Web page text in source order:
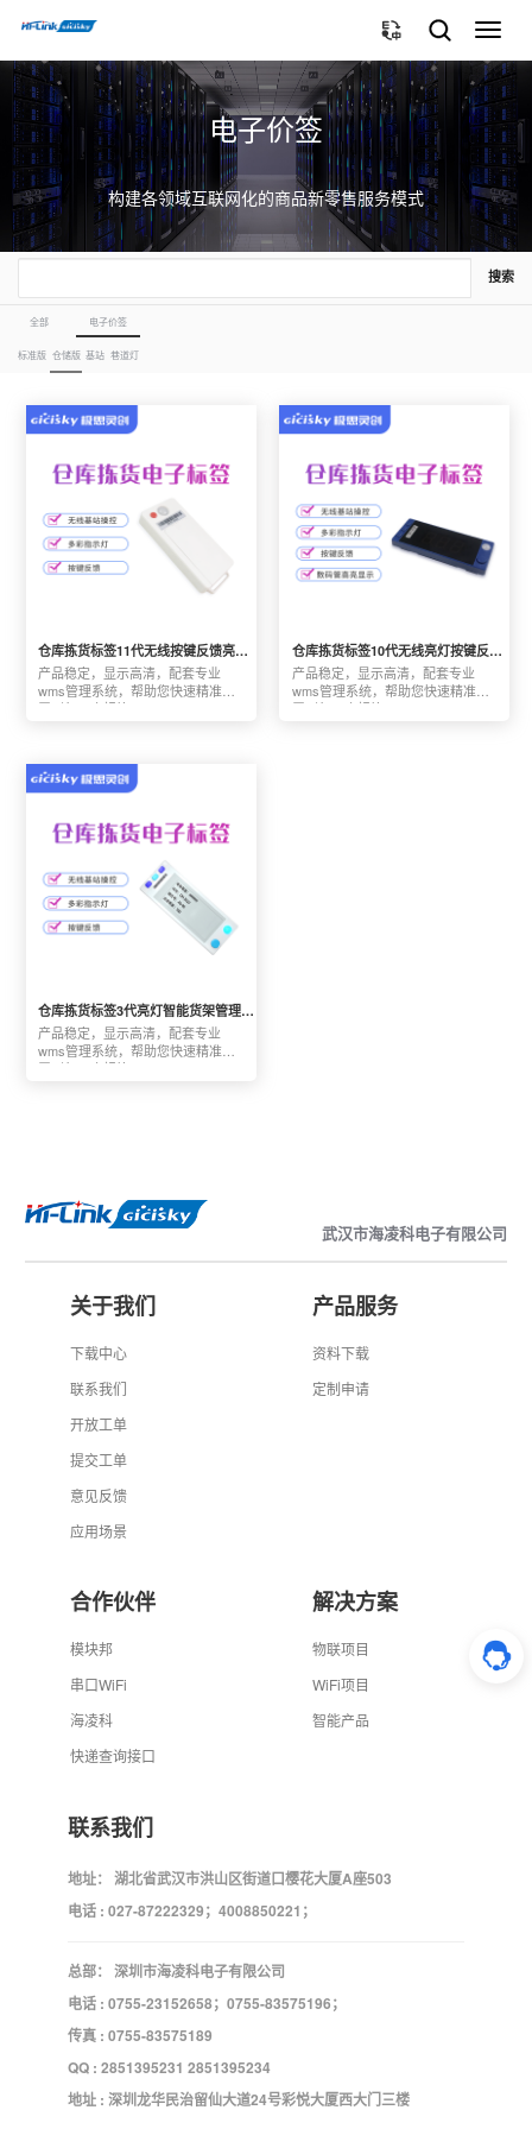
切
换
导
航
电子价签
构建各领域互联网化的商品新零售服务模式
搜索
全部 电子价签
标准版 仓储版 基站 巷道灯
仓库拣货标签11代无线按键反馈亮灯款货物定位电子数据化拣货系统
产品稳定，显示高清，配套专业
wms管理系统，帮助您快速精准部
署到每一个标签
仓库拣货标签10代无线亮灯按键反馈数码管显示电子数据化拣货系统
产品稳定，显示高清，配套专业
wms管理系统，帮助您快速精准部
署到每一个标签
仓库拣货标签3代亮灯智能货架管理按键电子墨水屏数据化拣货系统
产品稳定，显示高清，配套专业
wms管理系统，帮助您快速精准部
署到每一个标签
武汉市海凌科电子有限公司
关于我们
下载中心
联系我们
开放工单
提交工单
意见反馈
应用场景
产品服务
资料下载
定制申请
合作伙伴
模块邦
串口WiFi
海凌科
快递查询接口
解决方案
物联项目
WiFi项目
智能产品
联系我们
地址： 湖北省武汉市洪山区街道口樱花大厦A座503
电话 : 027-87222329；4008850221；
总部： 深圳市海凌科电子有限公司
电话 : 0755-23152658；0755-83575196；
传真 : 0755-83575189
QQ : 2851395231 2851395234
地址 : 深圳龙华民治留仙大道24号彩悦大厦西大门三楼